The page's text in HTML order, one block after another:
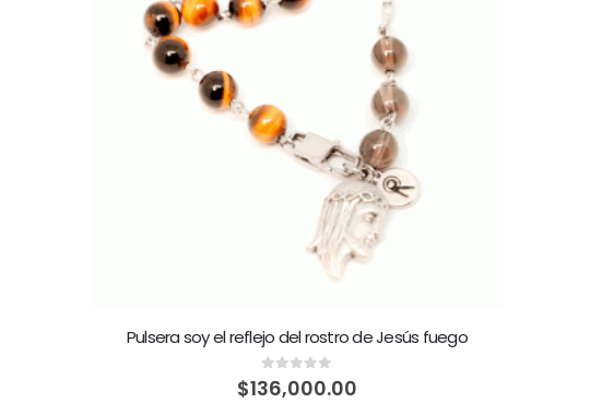
Pulsera soy el reflejo del rostro de Jesús fuego
0 out of 5
$136,000.00